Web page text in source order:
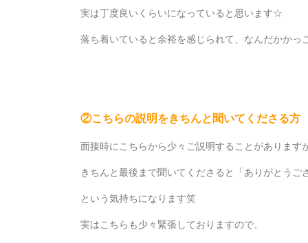
実は丁度良いくらいになっていると思います☆
落ち着いていると余裕を感じられて、なんだかかっ
②こちらの説明をきちんと聞いてくださる方
面接時にこちらから少々ご説明することがありますが
きちんと最後まで聞いてくださると「ありがとうご
という気持ちになります笑
実はこちらも少々緊張しておりますので、